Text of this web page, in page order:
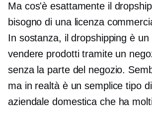
Ma cos'è esattamente il
bisogno di una licenza
In sostanza, il dropshipping è
vendere prodotti tramite un
senza la parte del negozio.
ma in realtà è un semplice tipo
aziendale domestica che ha